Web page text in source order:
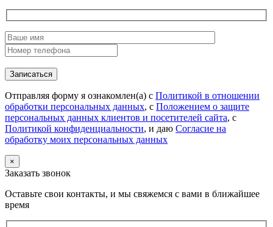
Отправляя форму я ознакомлен(а) с Политикой в отношении
обработки персональных данных, с Положением о защите
персональных данных клиентов и посетителей сайта, с
Политикой конфиденциальности, и даю Согласие на
обработку моих персональных данных
×
Заказать звонок
Оставьте свои контакты, и мы свяжемся с вами в ближайшее
время